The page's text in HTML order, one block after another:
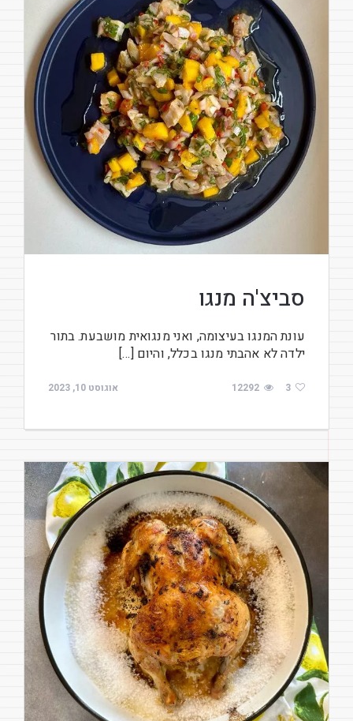
סביצ'ה מנגו
עונת המנגו בעיצומה, ואני מנגואית מושבעת. בתור
ילדה לא אהבתי מנגו בכלל, והיום […]
אוגוסט 10, 2023 12292 3